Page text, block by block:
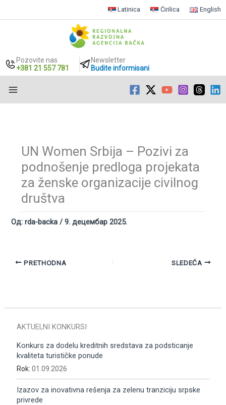
Latinica Ćirilica English
Pozovite nas
+381 21 557 781
Newsletter
Budite informisani
UN Women Srbija – Pozivi za
podnošenje predloga projekata
za ženske organizacije civilnog
društva
Од: rda-backa/9. децембар 2025.
PRETHODNA SLEDEĆA
AKTUELNI KONKURSI
Konkurs za dodelu kreditnih sredstava za podsticanje
kvaliteta turističke ponude
Rok: 01.09.2026
Izazov za inovativna rešenja za zelenu tranziciju srpske
privrede